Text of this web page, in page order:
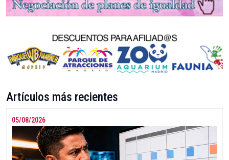
Artículos más recientes
05/08/2026